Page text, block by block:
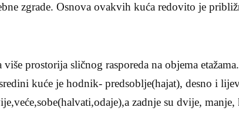
zgrade. Osnova ovakvih kuća redovito je
prostorija sličnog rasporeda na objema
kuće je hodnik- predsoblje(hajat), desno i
zadnje su dvije,